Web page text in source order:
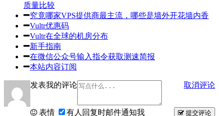
质量比较
究竟哪家VPS提供商最主流，哪些是墙外开花墙内香
Vultr优惠码
Vultr在全球的机房分布
新手指南
在微信公众号输入指令获取测速简报
本站内容订阅
发表我的评论 取消评论
提交评论
表情 有人回复时邮件通知我